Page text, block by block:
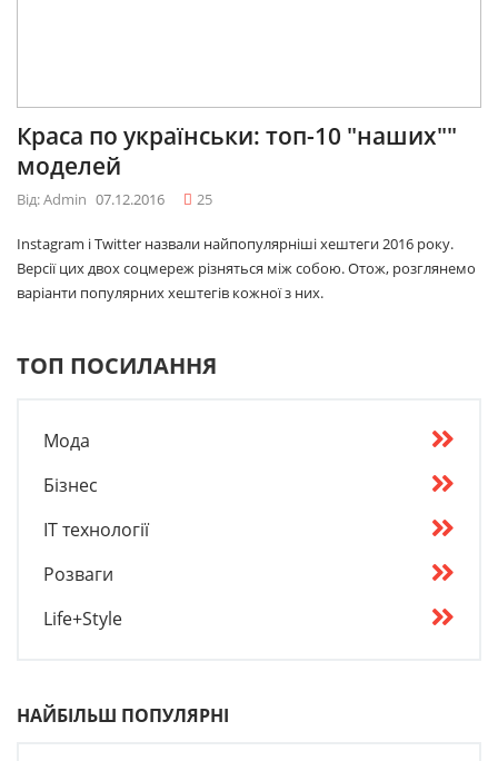
Краса по українськи: топ-10 "наших""
моделей
Від: Admin 07.12.2016 25
Instagram і Twitter назвали найпопулярніші хештеги 2016 року.
Версії цих двох соцмереж різняться між собою. Отож, розглянемо
варіанти популярних хештегів кожної з них.
ТОП ПОСИЛАННЯ
Мода
Бізнес
IT технології
Розваги
Life+Style
НАЙБІЛЬШ ПОПУЛЯРНІ